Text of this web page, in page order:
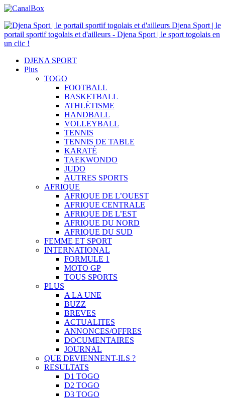
Djena Sport | le
portail sportif togolais et d'ailleurs - Djena Sport | le sport togolais en
un clic !
DJENA SPORT
Plus
TOGO
FOOTBALL
BASKETBALL
ATHLÉTISME
HANDBALL
VOLLEYBALL
TENNIS
TENNIS DE TABLE
KARATÉ
TAEKWONDO
JUDO
AUTRES SPORTS
AFRIQUE
AFRIQUE DE L’OUEST
AFRIQUE CENTRALE
AFRIQUE DE L’EST
AFRIQUE DU NORD
AFRIQUE DU SUD
FEMME ET SPORT
INTERNATIONAL
FORMULE 1
MOTO GP
TOUS SPORTS
PLUS
A LA UNE
BUZZ
BREVES
ACTUALITES
ANNONCES/OFFRES
DOCUMENTAIRES
JOURNAL
QUE DEVIENNENT-ILS ?
RESULTATS
D1 TOGO
D2 TOGO
D3 TOGO